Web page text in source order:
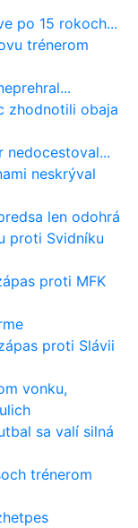
po 15 rokoch...
trénerom
zhodnotili obaja
nedocestoval...
neskrýval
len odohrá
proti Svidníku
proti MFK
proti Slávii
vonku,
sa valí silná
trénerom